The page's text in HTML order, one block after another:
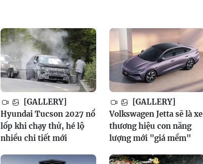
[GALLERY]
Hyundai Tucson 2027 nổ
lốp khi chạy thử, hé lộ
nhiều chi tiết mới
[GALLERY]
Volkswagen Jetta sẽ là xe
thương hiệu con năng
lượng mới "giá mềm"